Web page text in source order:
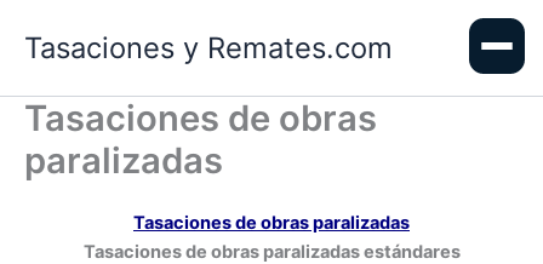
Tasaciones y Remates.com
Tasaciones de obras
paralizadas
Tasaciones de obras paralizadas
Tasaciones de obras paralizadas estándares